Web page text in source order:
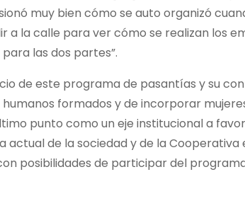
muy bien cómo se auto organizó
a la calle para ver cómo se realizan los
las dos partes”.
de este programa de pasantías y su
formados y de incorporar
punto como un eje institucional a
actual de la sociedad y de la Cooperativa
posibilidades de participar del